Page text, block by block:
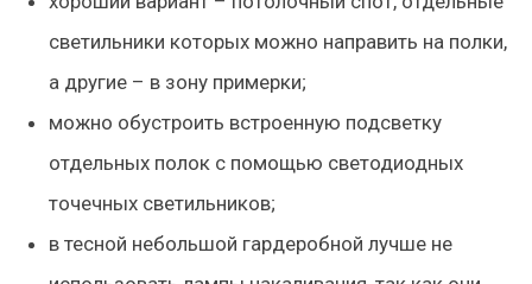
светильники которых можно направить на полки,
а другие – в зону примерки;
можно обустроить встроенную подсветку
отдельных полок с помощью светодиодных
точечных светильников;
в тесной небольшой гардеробной лучше не